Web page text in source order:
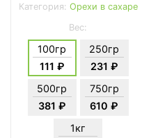
Категория: Орехи в сахаре
Вес:
100гр
111 ₽
250гр
231 ₽
500гр
381 ₽
750гр
610 ₽
1кг